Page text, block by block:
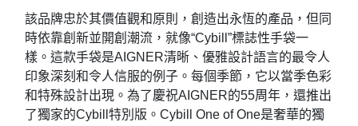
該品牌忠於其價值觀和原則，創造出永恆的產品，但同
時依靠創新並開創潮流，就像“Cybill”標誌性手袋一
樣。這款手袋是AIGNER清晰、優雅設計語言的最令人
印象深刻和令人信服的例子。每個季節，它以當季色彩
和特殊設計出現。為了慶祝AIGNER的55周年，還推出
了獨家的Cybill特別版。Cybill One of One是奢華的獨